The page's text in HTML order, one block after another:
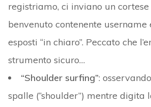
registriamo, ci inviano un
benvenuto contenente username
esposti “in chiaro”. Peccato che
strumento sicuro…
“Shoulder surfing”:
spalle (“shoulder”) mentre digita